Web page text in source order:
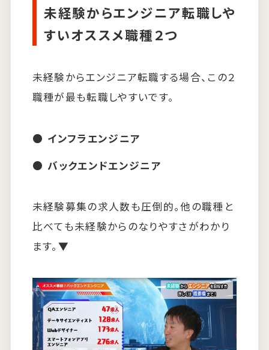
未経験からエンジニア転職しや
すいオススメ職種２つ
未経験からエンジニア転職する場合、この２
職種が最も転職しやすいです。
インフラエンジニア
バックエンドエンジニア
未経験募集の求人数も圧倒的。他の職種と
比べても未経験からのなりやすさがわかり
ます。▼